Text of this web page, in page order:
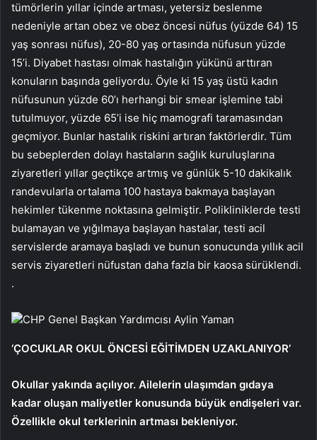
tümörlerin yıllar içinde artması, yetersiz beslenme
nedeniyle artan obez ve obez öncesi nüfus (yüzde 64) 15
yaş sonrası nüfus), 20-80 yaş ortasında nüfusun yüzde
15’i. Diyabet hastası olmak hastalığın yükünü arttıran
konuların başında geliyordu. Öyle ki 15 yaş üstü kadın
nüfusunun yüzde 60’ı herhangi bir smear işlemine tabi
tutulmuyor, yüzde 65’i ise hiç mamografi taramasından
geçmiyor. Bunlar hastalık riskini artıran faktörlerdir. Tüm
bu sebeplerden dolayı hastaların sağlık kuruluşlarına
ziyaretleri yıllar geçtikçe artmış ve günlük 5-10 dakikalık
randevularla ortalama 100 hastaya bakmaya başlayan
hekimler tükenme noktasına gelmiştir. Polikliniklerde testi
bulamayan ve yığılmaya başlayan hastalar, testi acil
servislerde aramaya başladı ve bunun sonucunda yıllık acil
servis ziyaretleri nüfustan daha fazla bir kaosa sürüklendi.
.
CHP Genel Başkan Yardımcısı Aylin Yaman
‘ÇOCUKLAR OKUL ÖNCESİ EĞİTİMDEN UZAKLANIYOR’
Okullar yakında açılıyor. Ailelerin ulaşımdan gıdaya
kadar oluşan maliyetler konusunda büyük endişeleri var.
Özellikle okul terklerinin artması bekleniyor.